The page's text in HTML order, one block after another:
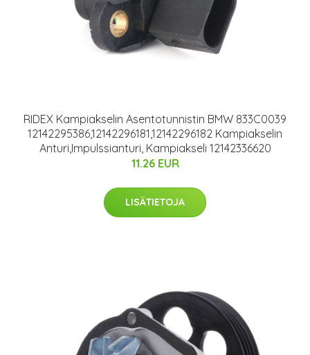
RIDEX Kampiakselin Asentotunnistin BMW 833C0039
12142295386,12142296181,12142296182 Kampiakselin
Anturi,Impulssianturi, Kampiakseli 12142336620
11.26 EUR
LISÄTIETOJA